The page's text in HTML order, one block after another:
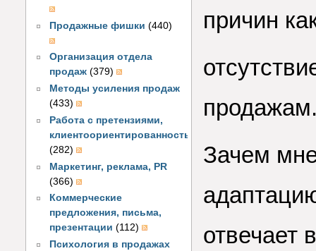
Продажные фишки (440)
Организация отдела
продаж (379)
Методы усиления продаж
(433)
Работа с претензиями,
клиентоориентированность
(282)
Маркетинг, реклама, PR
(366)
Коммерческие
предложения, письма,
презентации (112)
Психология в продажах
причин
Зачем
отвечает